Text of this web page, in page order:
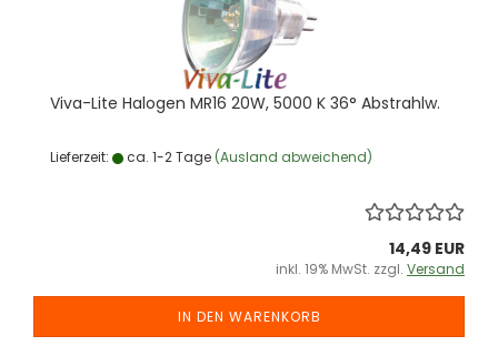
Viva-​Lite Ha­lo­gen MR16 20W, 5000 K 36° Ab­strahlw.
Lieferzeit: ca. 1-2 Tage (Ausland abweichend)
14,49 EUR
inkl. 19% MwSt. zzgl. Versand
IN DEN WARENKORB